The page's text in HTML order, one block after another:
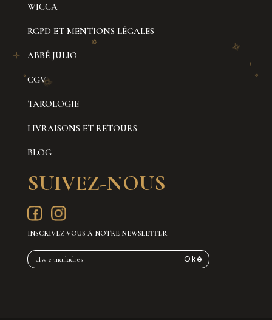
WICCA
RGPD ET MENTIONS LÉGALES
ABBÉ JULIO
CGV
TAROLOGIE
LIVRAISONS ET RETOURS
BLOG
SUIVEZ-NOUS
INSCRIVEZ-VOUS À NOTRE NEWSLETTER